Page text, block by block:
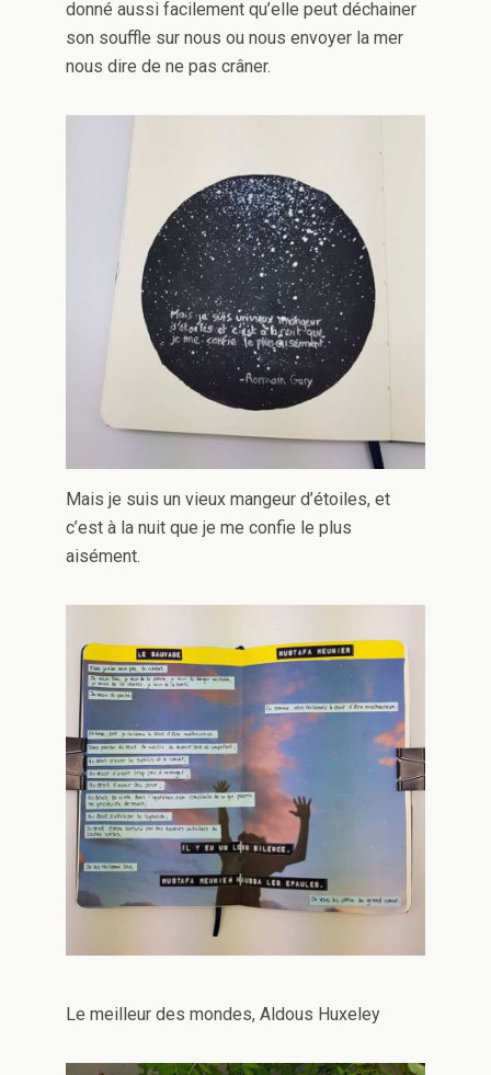
donné aussi facilement qu’elle peut déchainer
son souffle sur nous ou nous envoyer la mer
nous dire de ne pas crâner.
Mais je suis un vieux mangeur d’étoiles, et
c’est à la nuit que je me confie le plus
aisément.
Le meilleur des mondes, Aldous Huxeley